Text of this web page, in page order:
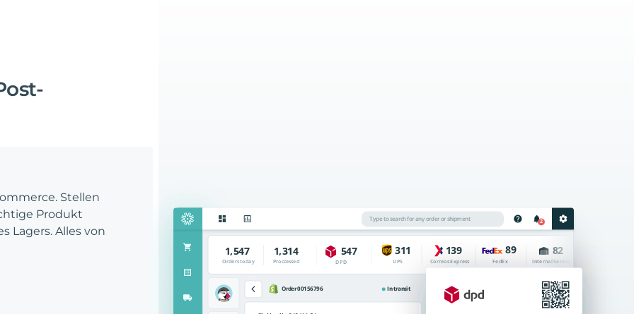
Stellen
Produkt
Lagers. Alles von